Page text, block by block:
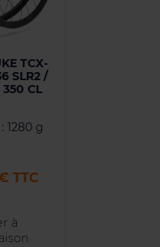
TCX-
SLR2 /
350 CL
1280 g
TTC
à